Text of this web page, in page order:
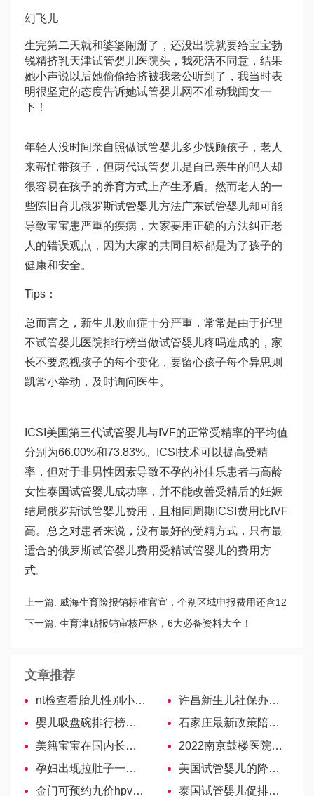
幻飞儿
生完第二天就和婆婆闹掰了，还没出院就要给宝宝勃
锐精挤乳天津试管婴儿医院头，我死活不同意，结果
她小声说以后她偷偷给挤被我老公听到了，我当时表
明很坚定的态度告诉她试管婴儿网不准动我闺女一
下！
年轻人没时间亲自照做试管婴儿多少钱顾孩子，老人
来帮忙带孩子，但两代试管婴儿是自己亲生的吗 人却
很容易在孩子的养育方式上产生矛盾。然而老人的一
些陈旧育儿俄罗斯试管婴儿方法广东试管婴儿却可能
导致宝宝患严重的疾病，大家要用正确的方法纠正老
人的错误观点，因为大家的共同目标都是为了孩子的
健康和安全。
Tips：
总而言之，新生儿败血症十分严重，常常是由于护理
不试管婴儿医院排行榜当做试管婴儿疼吗造成的，家
长不要忽视孩子的每个变化，要留心孩子每个异思则
凯常小举动，及时询问医生。
ICSI美国第三代试管婴儿与IVF的正常受精率的平均值
分别为66.00%和73.83%。ICSI技术可以提高受精
率，但对于非男性因素导致不孕的补佳乐患者与高龄
女性泰国试管婴儿成功率 ，并不能改善受精后的妊娠
结局俄罗斯试管婴儿费用 ，且相同周期ICSI费用比IVF
高。总之对患者来说，没有最好的受精方式，只有最
适合的俄罗斯试管婴儿费用 受精试管婴儿的费用方
式。
上一篇: 威海生育险报销标准官宣，个别区域申报费用还含12
次产检项目！
下一篇: 生育津贴报销审核严格，6大必备资料大全！
文章推荐
nt检查看胎儿性别小窍门分享，报告单上就有男女标志
许昌新生儿社保办理流程，附参保点分享
婴儿吸盘碗排行榜出炉，哪个牌子好看这里！
石家庄最新政策陪产假带薪休规定！
美籍宝宝在国内长大后，未来怎样回美国呢？
2022南京鼓楼医院试管婴儿医生名单，助孕成功率高的大夫参考
孕妇出现拉肚子一定要重视，中药、西药对症治疗效果好
美国试管婴儿的降调是否只是打一针呢?
金门可预约九价hpv疫苗！不用走中介，27家诊所可接种
泰国试管婴儿促排卵，会增加乳腺癌的患病几率吗?